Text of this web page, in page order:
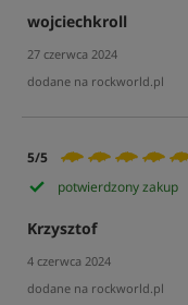
wojciechkroll
27 czerwca 2024
dodane na rockworld.pl
5/5
potwierdzony zakup
Krzysztof
4 czerwca 2024
dodane na rockworld.pl